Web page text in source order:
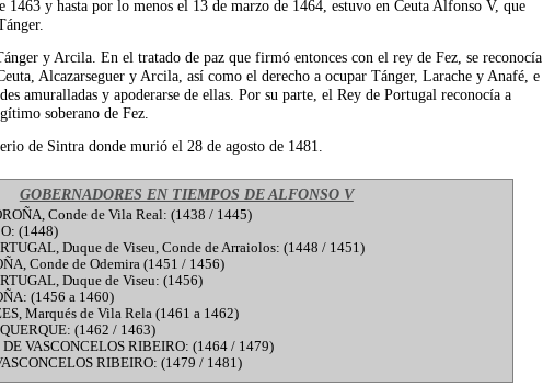
1463 y hasta por lo menos el 13 de marzo de 1464, estuvo en Ceuta Alfonso V, que
y Arcila. En el tratado de paz que firmó entonces con el rey de Fez, se reconocía
Alcazarseguer y Arcila, así como el derecho a ocupar Tánger, Larache y Anafé, e
amuralladas y apoderarse de ellas. Por su parte, el Rey de Portugal reconocía a
soberano de Fez.
de Sintra donde murió el 28 de agosto de 1481.
GOBERNADORES EN TIEMPOS DE ALFONSO V
Conde de Vila Real: (1438 / 1445)
(1448)
Duque de Viseu, Conde de Arraiolos: (1448 / 1451)
Conde de Odemira (1451 / 1456)
Duque de Viseu: (1456)
(1456 a 1460)
Marqués de Vila Rela (1461 a 1462)
(1462 / 1463)
DE VASCONCELOS RIBEIRO: (1464 / 1479)
RIBEIRO: (1479 / 1481)